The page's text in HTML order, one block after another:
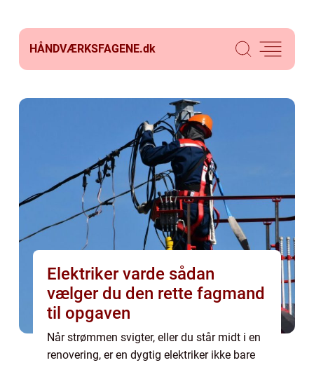
HÅNDVÆRKSFAGENE.dk
Elektriker varde sådan
vælger du den rette fagmand
til opgaven
Når strømmen svigter, eller du står midt i en
renovering, er en dygtig elektriker ikke bare